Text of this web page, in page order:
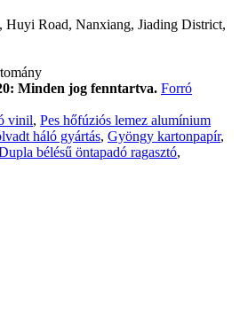
Huyi Road, Nanxiang, Jiading District,
Minden jog fenntartva. Forró
vinil, Pes hőfúziós lemez alumínium
háló gyártás, Gyöngy kartonpapír,
bélésű öntapadó ragasztó,